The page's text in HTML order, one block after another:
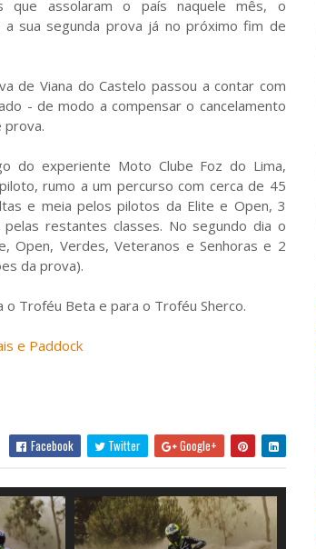
que assolaram o país naquele mês, o
a sua segunda prova já no próximo fim de
de Viana do Castelo passou a contar com
- de modo a compensar o cancelamento
prova.
do experiente Moto Clube Foz do Lima,
rumo a um percurso com cerca de 45
e meia pelos pilotos da Elite e Open, 3
restantes classes. No segundo dia o
Open, Verdes, Veteranos e Senhoras e 2
da prova).
Troféu Beta e para o Troféu Sherco.
e Paddock
Facebook Twitter Google+